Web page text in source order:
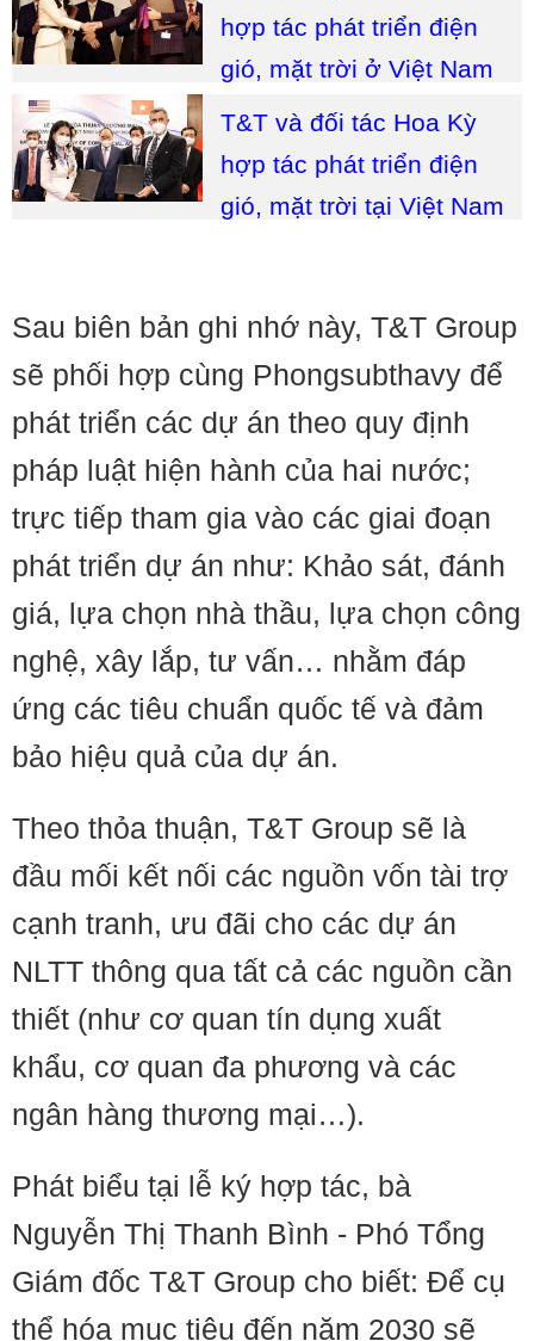
hợp tác phát triển điện
gió, mặt trời ở Việt Nam
T&T và đối tác Hoa Kỳ
hợp tác phát triển điện
gió, mặt trời tại Việt Nam
Sau biên bản ghi nhớ này, T&T Group
sẽ phối hợp cùng Phongsubthavy để
phát triển các dự án theo quy định
pháp luật hiện hành của hai nước;
trực tiếp tham gia vào các giai đoạn
phát triển dự án như: Khảo sát, đánh
giá, lựa chọn nhà thầu, lựa chọn công
nghệ, xây lắp, tư vấn… nhằm đáp
ứng các tiêu chuẩn quốc tế và đảm
bảo hiệu quả của dự án.
Theo thỏa thuận, T&T Group sẽ là
đầu mối kết nối các nguồn vốn tài trợ
cạnh tranh, ưu đãi cho các dự án
NLTT thông qua tất cả các nguồn cần
thiết (như cơ quan tín dụng xuất
khẩu, cơ quan đa phương và các
ngân hàng thương mại…).
Phát biểu tại lễ ký hợp tác, bà
Nguyễn Thị Thanh Bình - Phó Tổng
Giám đốc T&T Group cho biết: Để cụ
thể hóa mục tiêu đến năm 2030 sẽ